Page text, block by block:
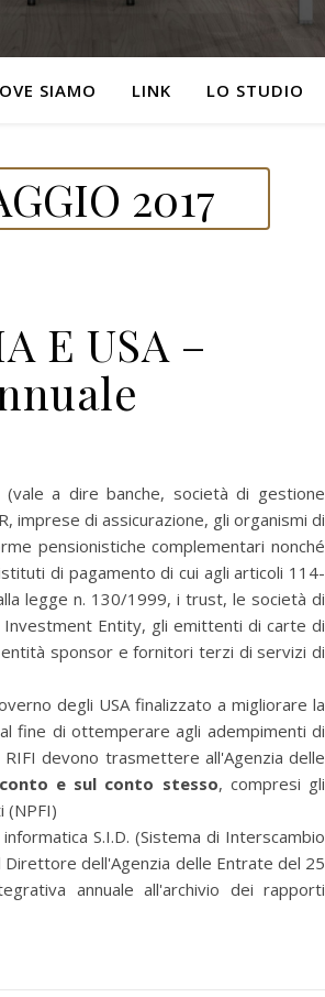
SIAMO LINK LO STUDIO
2017
E USA –
(vale a dire banche, società di gestione
imprese di assicurazione, gli organismi di
pensionistiche complementari nonché
di pagamento di cui agli articoli 114-
legge n. 130/1999, i trust, le società di
Entity, gli emittenti di carte di
sponsor e fornitori terzi di servizi di
degli USA finalizzato a migliorare la
fine di ottemperare agli adempimenti di
devono trasmettere all'Agenzia delle
e sul conto stesso, compresi gli
(NPFI)
S.I.D. (Sistema di Interscambio
dell'Agenzia delle Entrate del 25
annuale all'archivio dei rapporti